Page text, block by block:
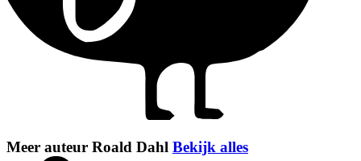
Meer auteur Roald Dahl Bekijk alles